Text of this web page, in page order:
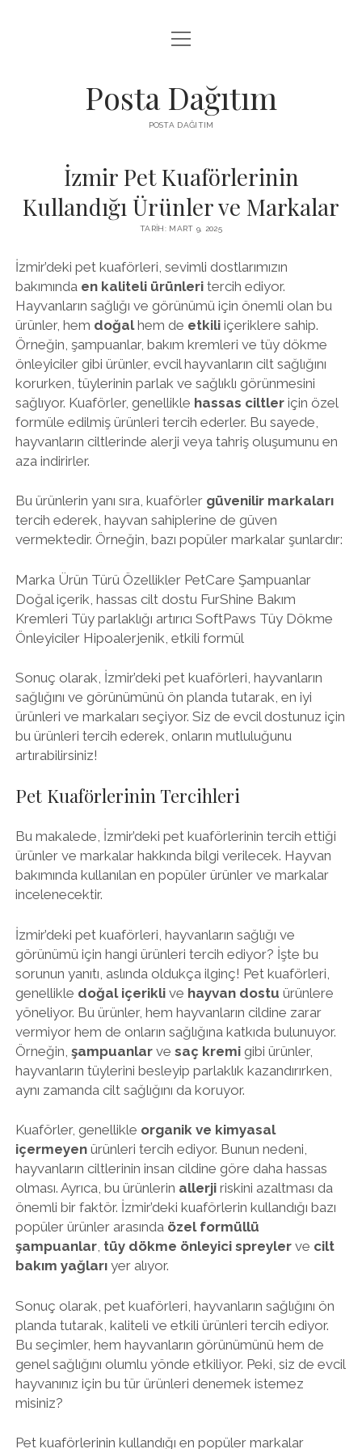
INSTAGRAM GIZLI HIKAYE İZLE
PARASIZ TWITTER BEĞENI YÜKSELTME
menüyü
aç
Posta Dağıtım
POSTA DAĞITIM
İzmir Pet Kuaförlerinin
Kullandığı Ürünler ve Markalar
TARIH: MART 9, 2025
İzmir’deki pet kuaförleri, sevimli dostlarımızın
bakımında en kaliteli ürünleritercih ediyor.
Hayvanların sağlığı ve görünümü için önemli olan bu
ürünler, hem doğalhem de etkiliiçeriklere sahip.
Örneğin, şampuanlar, bakım kremleri ve tüy dökme
önleyiciler gibi ürünler, evcil hayvanların cilt sağlığını
korurken, tüylerinin parlak ve sağlıklı görünmesini
sağlıyor. Kuaförler, genellikle hassas ciltleriçin özel
formüle edilmiş ürünleri tercih ederler. Bu sayede,
hayvanların ciltlerinde alerji veya tahriş oluşumunu en
aza indirirler.
Bu ürünlerin yanı sıra, kuaförler güvenilir markaları
tercih ederek, hayvan sahiplerine de güven
vermektedir. Örneğin, bazı popüler markalar şunlardır:
Marka Ürün Türü Özellikler PetCare Şampuanlar
Doğal içerik, hassas cilt dostu FurShine Bakım
Kremleri Tüy parlaklığı artırıcı SoftPaws Tüy Dökme
Önleyiciler Hipoalerjenik, etkili formül
Sonuç olarak, İzmir’deki pet kuaförleri, hayvanların
sağlığını ve görünümünü ön planda tutarak, en iyi
ürünleri ve markaları seçiyor. Siz de evcil dostunuz için
bu ürünleri tercih ederek, onların mutluluğunu
artırabilirsiniz!
Pet Kuaförlerinin Tercihleri
Bu makalede, İzmir’deki pet kuaförlerinin tercih ettiği
ürünler ve markalar hakkında bilgi verilecek. Hayvan
bakımında kullanılan en popüler ürünler ve markalar
incelenecektir.
İzmir’deki pet kuaförleri, hayvanların sağlığı ve
görünümü için hangi ürünleri tercih ediyor? İşte bu
sorunun yanıtı, aslında oldukça ilginç! Pet kuaförleri,
genellikle doğal içeriklive hayvan dostu ürünlere
yöneliyor. Bu ürünler, hem hayvanların cildine zarar
vermiyor hem de onların sağlığına katkıda bulunuyor.
Örneğin, şampuanlarve saç kremigibi ürünler,
hayvanların tüylerini besleyip parlaklık kazandırırken,
aynı zamanda cilt sağlığını da koruyor.
Kuaförler, genellikle organik ve kimyasal
içermeyenürünleri tercih ediyor. Bunun nedeni,
hayvanların ciltlerinin insan cildine göre daha hassas
olması. Ayrıca, bu ürünlerin allerjiriskini azaltması da
önemli bir faktör. İzmir’deki kuaförlerin kullandığı bazı
popüler ürünler arasında özel formüllü
şampuanlar, tüy dökme önleyici spreylerve cilt
bakım yağlarıyer alıyor.
Sonuç olarak, pet kuaförleri, hayvanların sağlığını ön
planda tutarak, kaliteli ve etkili ürünleri tercih ediyor.
Bu seçimler, hem hayvanların görünümünü hem de
genel sağlığını olumlu yönde etkiliyor. Peki, siz de evcil
hayvanınız için bu tür ürünleri denemek istemez
misiniz?
Pet kuaförlerinin kullandığı en popüler markalar